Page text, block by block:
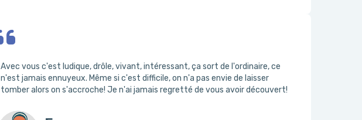
Avec vous c'est ludique, drôle, vivant, intéressant, ça sort de l'ordinaire, ce
n'est jamais ennuyeux. Même si c'est difficile, on n'a pas envie de laisser
tomber alors on s'accroche! Je n'ai jamais regretté de vous avoir découvert!